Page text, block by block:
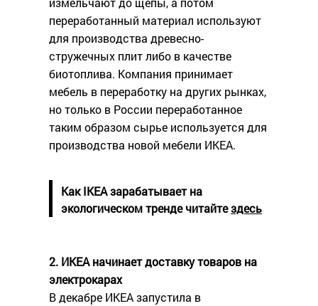
переработанный материал используют
для производства древесно-
стружечных плит либо в качестве
биотоплива. Компания принимает
мебель в переработку на других рынках,
но только в России переработанное
таким образом сырье используется для
производства новой мебели ИКЕА.
Как IKEA зарабатывает на
экологическом тренде читайтездесь
2. ИКЕА начинает доставку товаров на
электрокарах
В декабре ИКЕА запустила в